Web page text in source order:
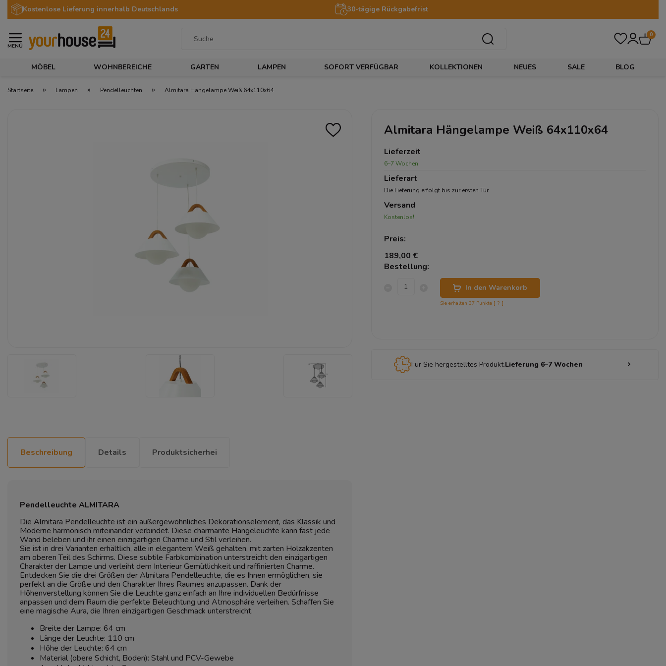
Kostenlose Lieferung innerhalb Deutschlands 30-tägige Rückgabefrist
MENÜ
0
MÖBEL WOHNBEREICHE GARTEN LAMPEN SOFORT VERFÜGBAR KOLLEKTIONEN NEUES SALE BLOG
Startseite » Lampen » Pendelleuchten » Almitara Hängelampe Weiß 64x110x64
Beschreibung Details Produktsicherhei
Pendelleuchte ALMITARA
Die Almitara Pendelleuchte ist ein außergewöhnliches Dekorationselement, das Klassik und
Moderne harmonisch miteinander verbindet. Diese charmante Hängeleuchte kann fast jede
Wand beleben und ihr einen einzigartigen Charme und Stil verleihen.
Sie ist in drei Varianten erhältlich, alle in elegantem Weiß gehalten, mit zarten Holzakzenten
am oberen Teil des Schirms. Diese subtile Farbkombination unterstreicht den einzigartigen
Charakter der Lampe und verleiht dem Interieur Gemütlichkeit und raffinierten Charme.
Entdecken Sie die drei Größen der Almitara Pendelleuchte, die es Ihnen ermöglichen, sie
perfekt an die Größe und den Charakter Ihres Raumes anzupassen. Dank der
Höhenverstellung können Sie die Leuchte ganz einfach an Ihre individuellen Bedürfnisse
anpassen und dem Raum die perfekte Beleuchtung und Atmosphäre verleihen. Schaffen Sie
eine magische Aura, die Ihren einzigartigen Geschmack unterstreicht.
Breite der Lampe: 64 cm
Länge der Leuchte: 110 cm
Höhe der Leuchte: 64 cm
Material (obere Schicht, Boden): Stahl und PCV-Gewebe
Almitara Hängelampe Weiß 64x110x64
Lieferzeit
6–7 Wochen
Lieferart
Die Lieferung erfolgt bis zur ersten Tür
Versand
Kostenlos!
Preis:
189,00 €
Bestellung:
In den Warenkorb
Sie erhalten 37 Punkte [ ? ]
Für Sie hergestelltes Produkt.Lieferung 6–7 Wochen